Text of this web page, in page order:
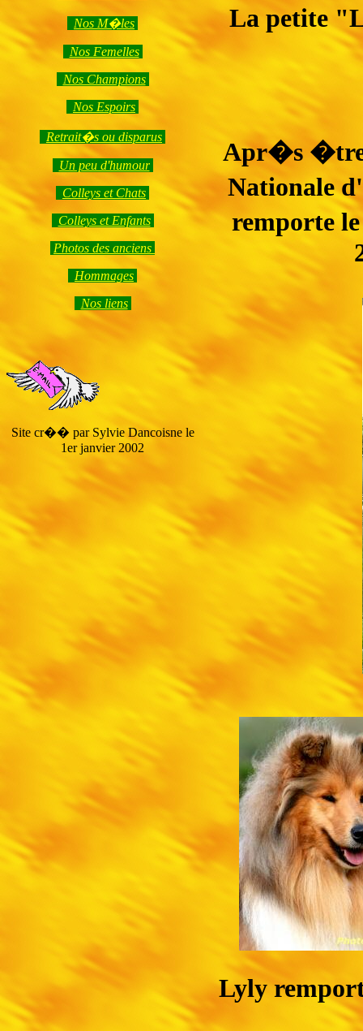
Nos M�les
Nos Femelles
Nos Champions
Nos Espoirs
Retrait�s ou disparus
Un peu d'humour
Colleys et Chats
Colleys et Enfants
Photos des anciens
Hommages
Nos liens
Site cr�� par Sylvie Dancoisne le
1er janvier 2002
La petite
Apr�s �tre
Nationale
remporte
Lyly